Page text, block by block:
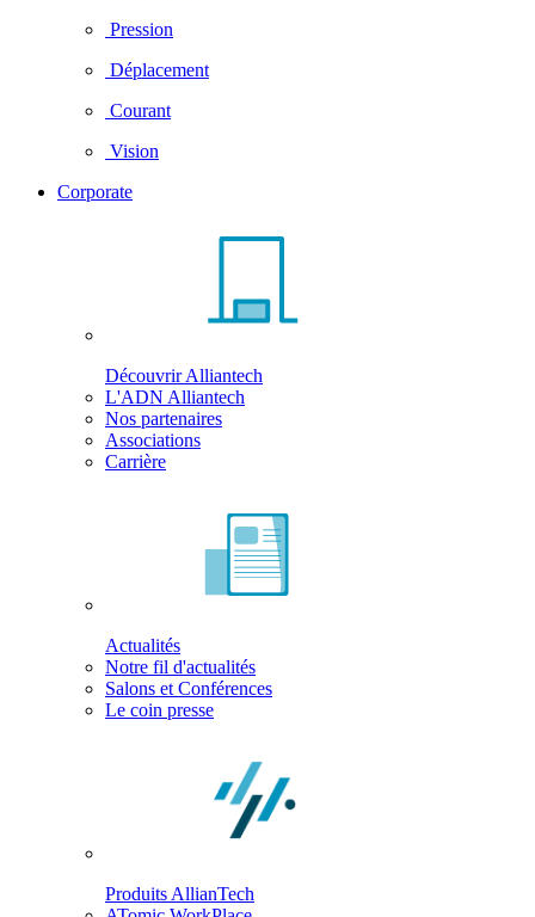
Pression
Déplacement
Courant
Vision
Corporate
Découvrir Alliantech
L'ADN Alliantech
Nos partenaires
Associations
Carrière
Actualités
Notre fil d'actualités
Salons et Conférences
Le coin presse
Produits AllianTech